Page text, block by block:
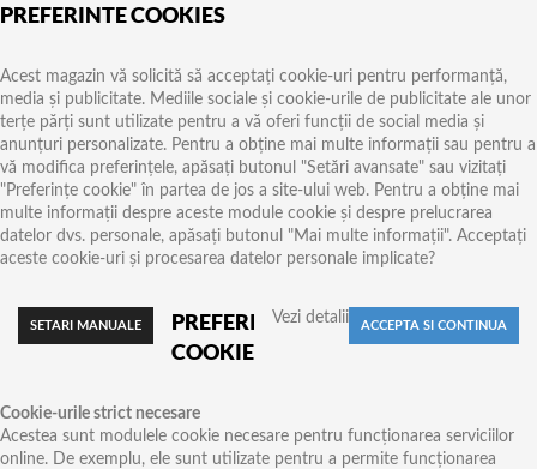
PREFERINTE COOKIES
Acest magazin vă solicită să acceptați cookie-uri pentru performanță,
media și publicitate. Mediile sociale și cookie-urile de publicitate ale unor
terțe părți sunt utilizate pentru a vă oferi funcții de social media și
anunțuri personalizate. Pentru a obține mai multe informații sau pentru a
vă modifica preferințele, apăsați butonul "Setări avansate" sau vizitați
"Preferințe cookie" în partea de jos a site-ului web. Pentru a obține mai
multe informații despre aceste module cookie și despre prelucrarea
datelor dvs. personale, apăsați butonul "Mai multe informații". Acceptați
aceste cookie-uri și procesarea datelor personale implicate?
Vezi detalii
PREFERINTE
COOKIES
Cookie-urile strict necesare
Acestea sunt modulele cookie necesare pentru funcționarea serviciilor
online. De exemplu, ele sunt utilizate pentru a permite funcționarea